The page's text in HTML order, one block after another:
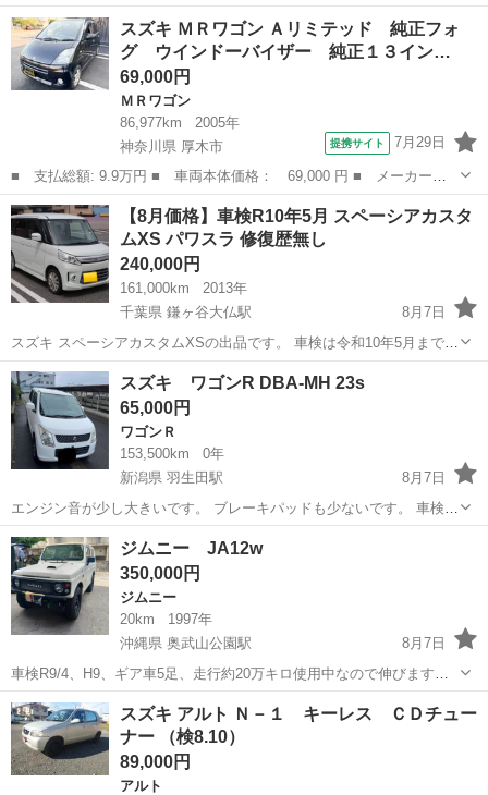
おり、購入後すぐにお乗りいただけます。 ファミリーカーや通勤・お
出かけにも使いやすく、両側パワースライドドア付きで乗り降りも快
適です。 【車両情報】 ...
千葉 鎌ケ谷市 鎌ヶ谷大仏駅 ソリオ
スズキ ＭＲワゴン Ａリミテッド 純正フォ
グ ウインドーバイザー 純正１３イン…
69,000円
ＭＲワゴン
86,977km
2005年
神奈川県 厚木市
提携サイト 7月29日
■ 支払総額: 9.9万円 ■ 車両本体価格： 69,000 円 ■ メーカー
名： スズキ ■ 車種名： ＭＲワゴン ■ グレード名： Ａリミテ
ッド 純正フォグ ウインドーバイザー 純正１３インチアルミ リ
アスポイラー ク...
神奈川 厚木市 ＭＲワゴン
【8月価格】車検R10年5月 スペーシアカスタ
ムXS パワスラ 修復歴無し
240,000円
161,000km
2013年
千葉県 鎌ヶ谷大仏駅
8月7日
スズキ スペーシアカスタムXSの出品です。 車検は令和10年5月まで残
っております。 通勤・お買い物・ファミリーカーとして使いやすい人
気の軽ハイトワゴンです。 【車両情報】 ・平成25年式 ・約
161,000km ・車...
千葉 鎌ケ谷市 鎌ヶ谷大仏駅
スズキ ワゴンR DBA-MH 23s
65,000円
ワゴンＲ
153,500km
0年
新潟県 羽生田駅
8月7日
エンジン音が少し大きいです。 ブレーキパッドも少ないです。 車検が
半年位あるので、少しの間乗りたい人に良いと思います。
新潟 南蒲原郡
ジムニー JA12w
350,000円
ジムニー
20km
1997年
沖縄県 奥武山公園駅
8月7日
車検R9/4、H9、ギア車5足、走行約20万キロ使用中なので伸びます、
クーラーダメ、エンジン&ミッションマウント交換済み、アブソーバー
交換済み、吸気センター交換済み、燃料タンクフロート交換済み、ｵﾙﾀ
ﾈｰﾀｰ65A交換済み、...
沖縄 豊見城市 奥武山公園駅 ジムニー
スズキ アルト Ｎ－１ キーレス ＣＤチュー
ナー （検8.10）
89,000円
アルト